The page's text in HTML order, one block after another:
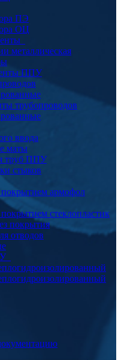
ПЭ
ОЦ
металлическая
ППУ
трубопроводов
ввода
маты
труб ППУ
стыков
армофол
стеклопластик
покрытия
отводов